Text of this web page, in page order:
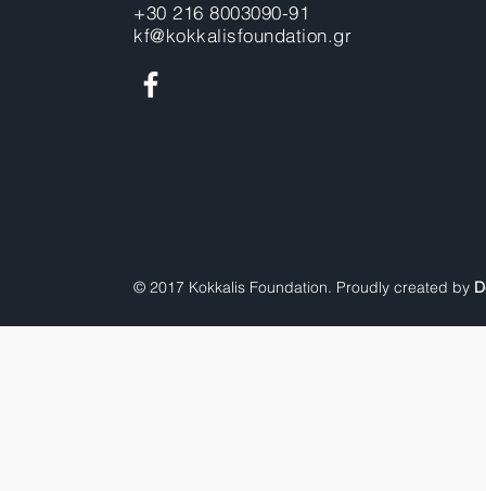
+30 216 8003090-91
kf@kokkalisfoundation.gr
© 2017 Kokkalis Foundation. Proudly created by